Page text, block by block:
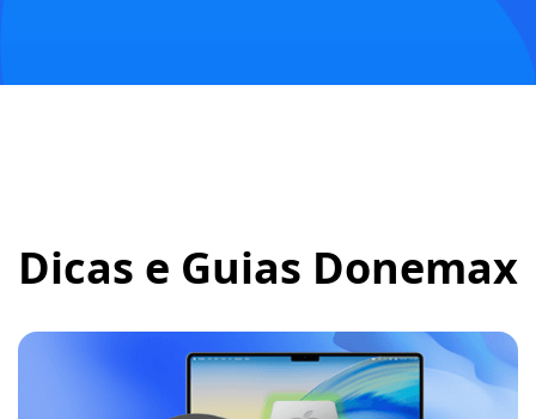
Dicas e Guias Donemax